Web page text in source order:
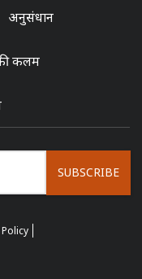
अनुसंधान
कलम
SUBSCRIBE